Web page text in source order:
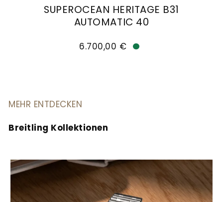
SUPEROCEAN HERITAGE B31
AUTOMATIC 40
6.700,00 €
MEHR ENTDECKEN
Breitling Kollektionen